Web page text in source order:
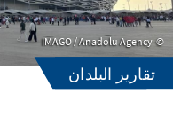
تقارير البلدان